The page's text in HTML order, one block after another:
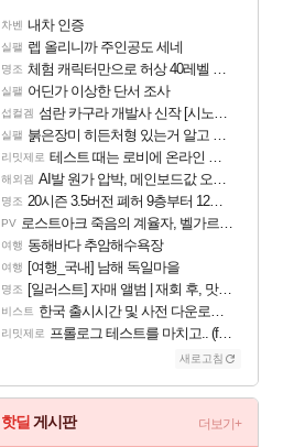
차벤 내차 인증
실팰 렙 올리니까 주인공도 세네
명조 체험 캐릭터만으로 허상 40레벨 하이와티아 5분 컷!｜에이메스·린네·모니에 명함
실팰 어딘가 이상한 단서 조사
섭컬겜 섬란 카구라 개발사 신작 [시노비 넥서스] 연내 출시 예정
실팰 붉은장미 히든처형 있는거 알고 있었음?
리밋제로 테스트 때는 로비에 온라인 기능이 있는데
해외겜 AI발 원가 압박, 메인보드값 오르나
명조 20시즌 3.5버전 폐허 9층부터 12층까지 클리어 조합 | 죽음의 노래와 바닷속 폐허 |
PV 로스트아크 죽음의 계율자, 벨가르딘 티저
여행 동해바다 추암해수욕장
여행 [여행_국내] 남해 독일마을
명조 [일러스트] 자매 앨범 | 재회 후, 맛집에서
비스트 한국 출시시간 및 사전 다운로드 진행 - 비스트 오브 리인카네이션
리밋제로 프롤로그 테스트를 마치고.. (feat. 리아)
새로고침
핫딜 게시판 더보기+